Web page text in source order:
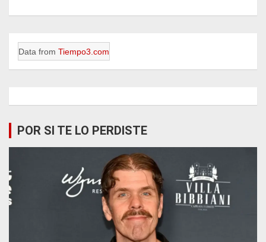
Data from Tiempo3.com
POR SI TE LO PERDISTE